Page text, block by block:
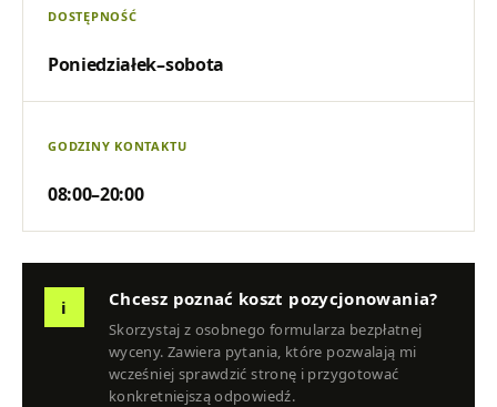
DOSTĘPNOŚĆ
Poniedziałek–sobota
GODZINY KONTAKTU
08:00–20:00
i Chcesz poznać koszt pozycjonowania?
Skorzystaj z osobnego formularza bezpłatnej
wyceny. Zawiera pytania, które pozwalają mi
wcześniej sprawdzić stronę i przygotować
konkretniejszą odpowiedź.